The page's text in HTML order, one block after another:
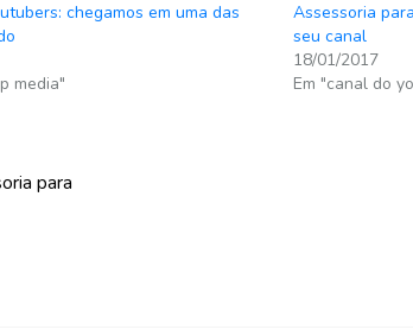
chegamos em uma das
media"
Assessoria
seu canal
18/01/2017
Em "canal do
para